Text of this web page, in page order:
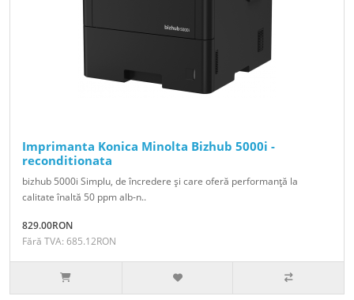
Imprimanta Konica Minolta Bizhub 5000i -
reconditionata
bizhub 5000i Simplu, de încredere şi care oferă performanţă la
calitate înaltă 50 ppm alb-n..
829.00RON
Fără TVA: 685.12RON